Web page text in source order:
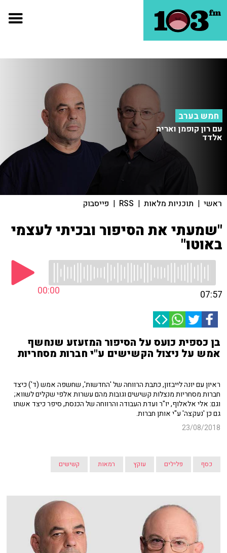
חמש בערב
עם רון קופמן ואריה
אלדד
ראשי | תוכניות מלאות |
RSS
| פייסבוק
"שמעתי את הסיפור ובכיתי לעצמי
באוטו"
00:00 07:57
בן כספית כועס על הסיפור המזעזע שנחשף
אמש על ניצול הקשישים ע"י חברות מסחריות
ראיון עם יונה לייבזון, כתבת הרווחה של 'החדשות', שחשפה אמש (ד') כיצד
חברות מסחריות מנצלות קשישים וגובות מהם עשרות אלפי שקלים לשווא;
וגם: אלי אלאלוף, יו"ר ועדת העבודה והרווחה של הכנסת, סיפר כיצד אשתו
גם כן 'נעקצה' ע"י אותן חברות.
23/08/2018
כסף פלילים עוקץ רמאות קשישים